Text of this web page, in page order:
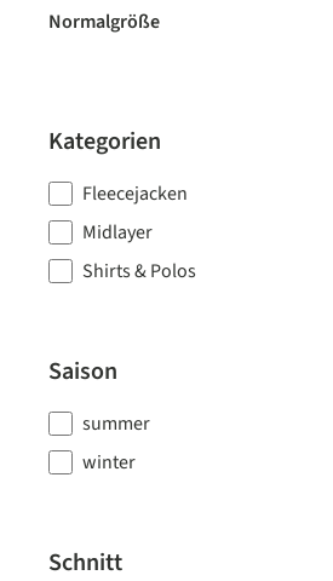
Normalgröße
Kategorien
Fleecejacken
Midlayer
Shirts & Polos
Saison
summer
winter
Schnitt